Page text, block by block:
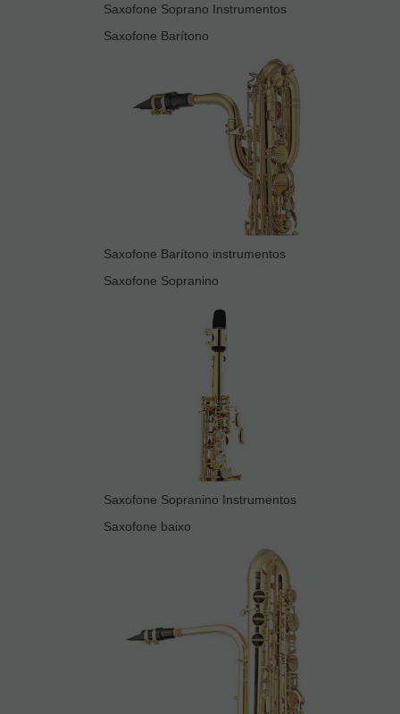
Saxofone Soprano Instrumentos
Saxofone Barítono
Saxofone Barítono instrumentos
Saxofone Sopranino
Saxofone Sopranino Instrumentos
Saxofone baixo